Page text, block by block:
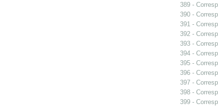
389 -
390 -
391 -
392 -
393 -
394 -
395 -
396 -
397 -
398 -
399 -